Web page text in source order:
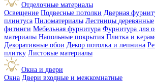
Отделочные материалы
Освещение Подвесные потолки Дверная
плинтуса Пиломатериалы Лестницы деревянные
фитинги Мебельная фурнитура Фурнитура для
материалы Напольные покрытия Плитка и
Декоративные обои Декор потолка и лепнина
плитку Листовые материалы
Окна и двери
Окна Двери входные и межкомнатные